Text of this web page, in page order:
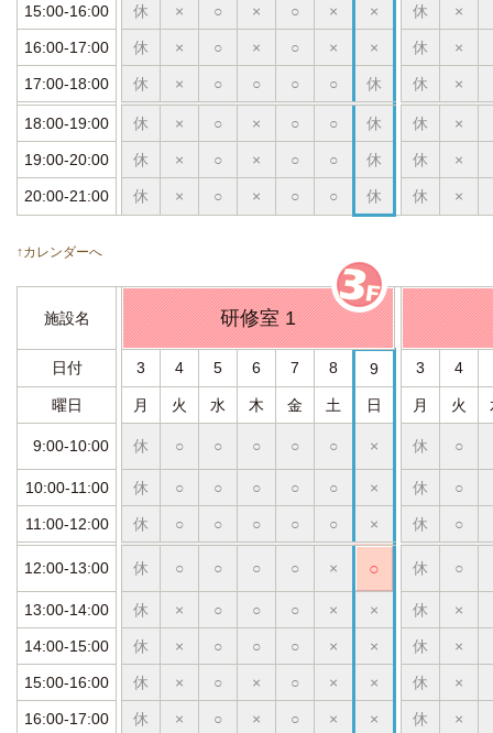
15:00-16:00 休 × ○ × ○ × × 休 ×
16:00-17:00 休 × ○ × ○ × × 休 ×
17:00-18:00 休 × ○ ○ ○ ○ 休 休 ×
18:00-19:00 休 × ○ × ○ ○ 休 休 ×
19:00-20:00 休 × ○ × ○ ○ 休 休 ×
20:00-21:00 休 × ○ × ○ ○ 休 休 ×
↑カレンダーへ
施設名 研修室 1
日付 3 4 5 6 7 8 9 3 4
曜日 月 火 水 木 金 土 日 月 火
9:00-10:00 休 ○ ○ ○ ○ ○ × 休 ○
10:00-11:00 休 ○ ○ ○ ○ ○ × 休 ○
11:00-12:00 休 ○ ○ ○ ○ ○ × 休 ○
12:00-13:00 休 ○ ○ ○ ○ × ○ 休 ○
13:00-14:00 休 × ○ ○ ○ × × 休 ×
14:00-15:00 休 × ○ ○ ○ × × 休 ×
15:00-16:00 休 × ○ × ○ × × 休 ×
16:00-17:00 休 × ○ × ○ × × 休 ×